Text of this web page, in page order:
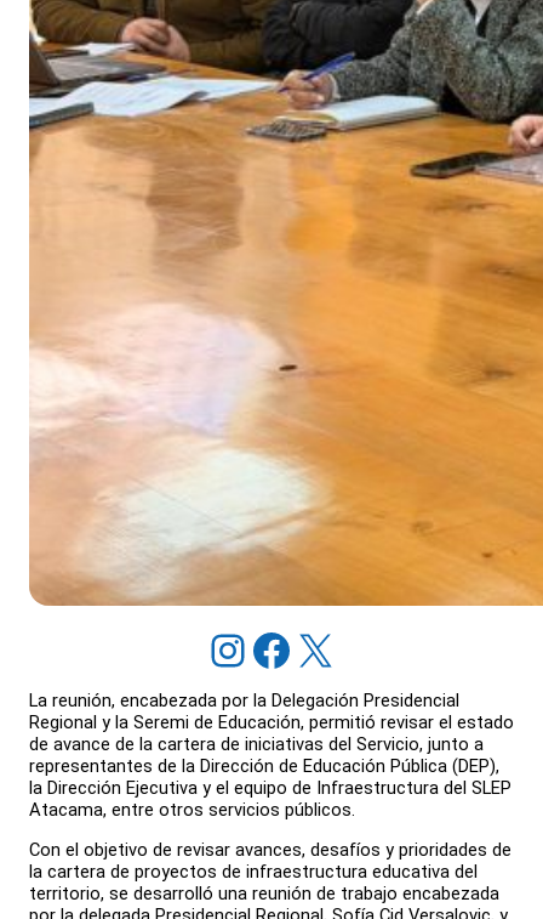
Instagram Facebook X
La reunión, encabezada por la Delegación Presidencial
Regional y la Seremi de Educación, permitió revisar el estado
de avance de la cartera de iniciativas del Servicio, junto a
representantes de la Dirección de Educación Pública (DEP),
la Dirección Ejecutiva y el equipo de Infraestructura del SLEP
Atacama, entre otros servicios públicos.
Con el objetivo de revisar avances, desafíos y prioridades de
la cartera de proyectos de infraestructura educativa del
territorio, se desarrolló una reunión de trabajo encabezada